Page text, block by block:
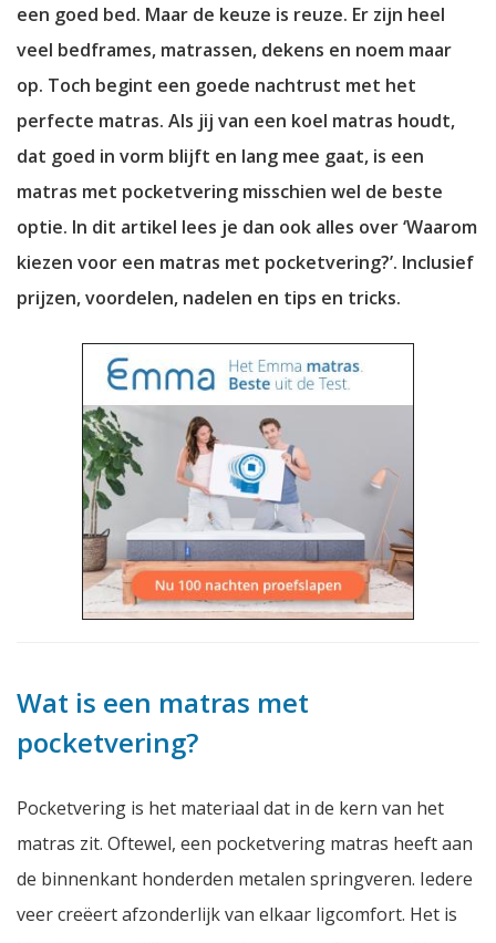
een goed bed. Maar de keuze is reuze. Er zijn heel
veel bedframes, matrassen, dekens en noem maar
op. Toch begint een goede nachtrust met het
perfecte matras. Als jij van een koel matras houdt,
dat goed in vorm blijft en lang mee gaat, is een
matras met pocketvering misschien wel de beste
optie. In dit artikel lees je dan ook alles over ‘Waarom
kiezen voor een matras met pocketvering?’. Inclusief
prijzen, voordelen, nadelen en tips en tricks.
Wat is een matras met
pocketvering?
Pocketvering is het materiaal dat in de kern van het
matras zit. Oftewel, een pocketvering matras heeft aan
de binnenkant honderden metalen springveren. Iedere
veer creëert afzonderlijk van elkaar ligcomfort. Het is